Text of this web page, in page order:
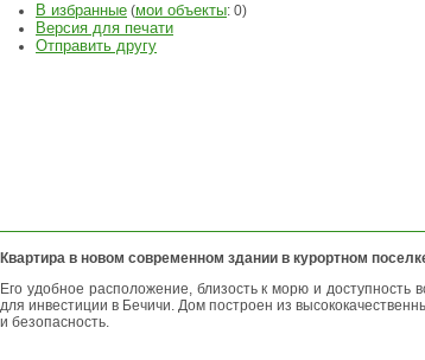
В избранные (мои объекты: 0)
Версия для печати
Отправить другу
Квартира в новом современном здании в курортном
Его удобное расположение, близость к морю и
для инвестиции в Бечичи. Дом построен из
и безопасность.